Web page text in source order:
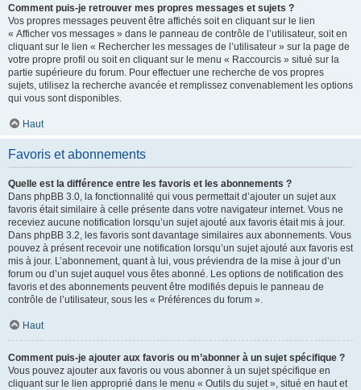
Comment puis-je retrouver mes propres messages et sujets ?
Vos propres messages peuvent être affichés soit en cliquant sur le lien
« Afficher vos messages » dans le panneau de contrôle de l’utilisateur, soit en
cliquant sur le lien « Rechercher les messages de l’utilisateur » sur la page de
votre propre profil ou soit en cliquant sur le menu « Raccourcis » situé sur la
partie supérieure du forum. Pour effectuer une recherche de vos propres
sujets, utilisez la recherche avancée et remplissez convenablement les options
qui vous sont disponibles.
Haut
Favoris et abonnements
Quelle est la différence entre les favoris et les abonnements ?
Dans phpBB 3.0, la fonctionnalité qui vous permettait d’ajouter un sujet aux
favoris était similaire à celle présente dans votre navigateur internet. Vous ne
receviez aucune notification lorsqu’un sujet ajouté aux favoris était mis à jour.
Dans phpBB 3.2, les favoris sont davantage similaires aux abonnements. Vous
pouvez à présent recevoir une notification lorsqu’un sujet ajouté aux favoris est
mis à jour. L’abonnement, quant à lui, vous préviendra de la mise à jour d’un
forum ou d’un sujet auquel vous êtes abonné. Les options de notification des
favoris et des abonnements peuvent être modifiés depuis le panneau de
contrôle de l’utilisateur, sous les « Préférences du forum ».
Haut
Comment puis-je ajouter aux favoris ou m’abonner à un sujet spécifique ?
Vous pouvez ajouter aux favoris ou vous abonner à un sujet spécifique en
cliquant sur le lien approprié dans le menu « Outils du sujet », situé en haut et